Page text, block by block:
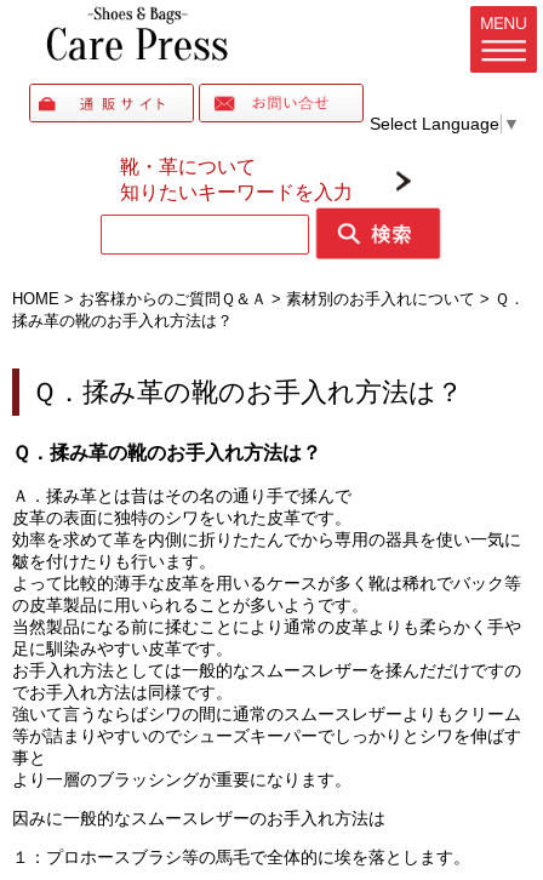
Select Language ▼
靴・革について
知りたいキーワードを入力
HOME > お客様からのご質問Ｑ＆Ａ > 素材別のお手入れについて > Ｑ．
揉み革の靴のお手入れ方法は？
Ｑ．揉み革の靴のお手入れ方法は？
Ｑ．揉み革の靴のお手入れ方法は？
Ａ．揉み革とは昔はその名の通り手で揉んで
皮革の表面に独特のシワをいれた皮革です。
効率を求めて革を内側に折りたたんでから専用の器具を使い一気に
皺を付けたりも行います。
よって比較的薄手な皮革を用いるケースが多く靴は稀れでバック等
の皮革製品に用いられることが多いようです。
当然製品になる前に揉むことにより通常の皮革よりも柔らかく手や
足に馴染みやすい皮革です。
お手入れ方法としては一般的なスムースレザーを揉んだだけですの
でお手入れ方法は同様です。
強いて言うならばシワの間に通常のスムースレザーよりもクリーム
等が詰まりやすいのでシューズキーパーでしっかりとシワを伸ばす
事と
より一層のブラッシングが重要になります。
因みに一般的なスムースレザーのお手入れ方法は
１： プロホースブラシ等の馬毛で全体的に埃を落とします。